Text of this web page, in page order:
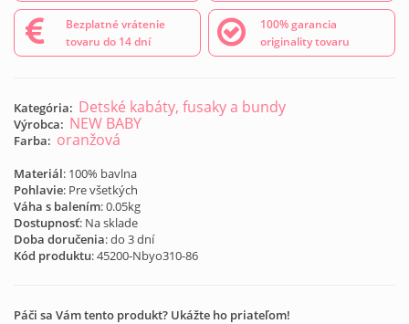
Bezplatné vrátenie
tovaru do 14 dní
100% garancia
originality tovaru
Kategória: Detské kabáty, fusaky a bundy
Výrobca: NEW BABY
Farba: oranžová
Materiál: 100% bavlna
Pohlavie: Pre všetkých
Váha s balením: 0.05kg
Dostupnosť: Na sklade
Doba doručenia: do 3 dní
Kód produktu:45200-Nbyo310-86
Páči sa Vám tento produkt? Ukážte ho priateľom!